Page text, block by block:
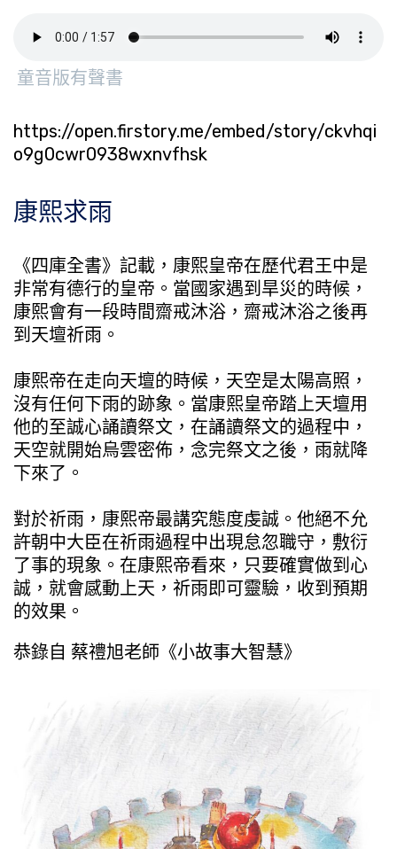
童音版有聲書
https://open.firstory.me/embed/story/ckvhqi
o9g0cwr0938wxnvfhsk
康熙求雨
《四庫全書》記載，康熙皇帝在歷代君王中是
非常有德行的皇帝。當國家遇到旱災的時候，
康熙會有一段時間齋戒沐浴，齋戒沐浴之後再
到天壇祈雨。
康熙帝在走向天壇的時候，天空是太陽高照，
沒有任何下雨的跡象。當康熙皇帝踏上天壇用
他的至誠心誦讀祭文，在誦讀祭文的過程中，
天空就開始烏雲密佈，念完祭文之後，雨就降
下來了。
對於祈雨，康熙帝最講究態度虔誠。他絕不允
許朝中大臣在祈雨過程中出現怠忽職守，敷衍
了事的現象。在康熙帝看來，只要確實做到心
誠，就會感動上天，祈雨即可靈驗，收到預期
的效果。
恭錄自 蔡禮旭老師《小故事大智慧》